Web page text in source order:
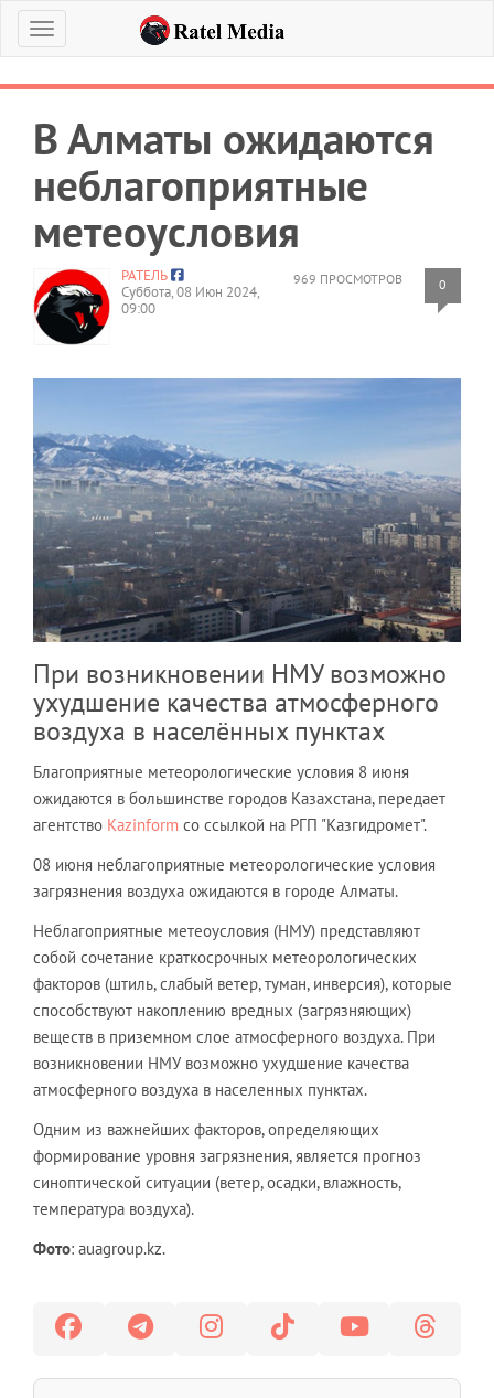
Меню
В Алматы ожидаются
неблагоприятные
метеоусловия
969 ПРОСМОТРОВ 0
РАТЕЛЬ
Суббота, 08 Июн 2024,
09:00
При возникновении НМУ возможно
ухудшение качества атмосферного
воздуха в населённых пунктах
Благоприятные метеорологические условия 8 июня
ожидаются в большинстве городов Казахстана, передает
агентство Kazinform со ссылкой на РГП "Казгидромет".
08 июня неблагоприятные метеорологические условия
загрязнения воздуха ожидаются в городе Алматы.
Неблагоприятные метеоусловия (НМУ) представляют
собой сочетание краткосрочных метеорологических
факторов (штиль, слабый ветер, туман, инверсия), которые
способствуют накоплению вредных (загрязняющих)
веществ в приземном слое атмосферного воздуха. При
возникновении НМУ возможно ухудшение качества
атмосферного воздуха в населенных пунктах.
Одним из важнейших факторов, определяющих
формирование уровня загрязнения, является прогноз
синоптической ситуации (ветер, осадки, влажность,
температура воздуха).
Фото: auagroup.kz.